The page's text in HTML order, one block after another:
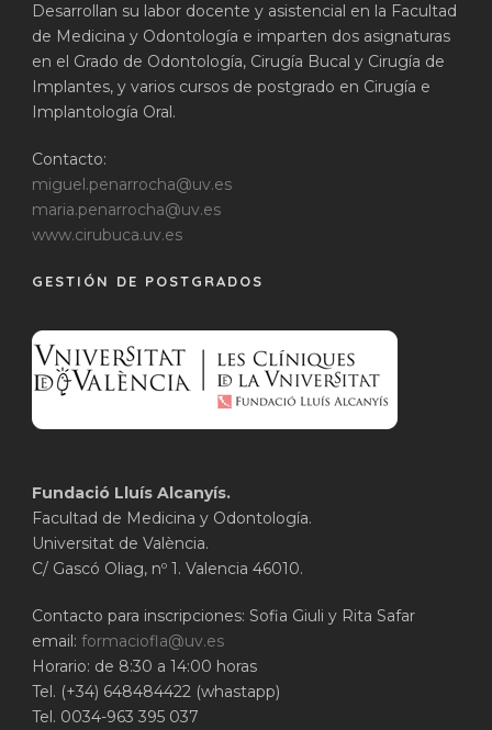
Desarrollan su labor docente y asistencial en la Facultad
de Medicina y Odontología e imparten dos asignaturas
en el Grado de Odontología, Cirugía Bucal y Cirugía de
Implantes, y varios cursos de postgrado en Cirugía e
Implantología Oral.
Contacto:
miguel.penarrocha@uv.es
maria.penarrocha@uv.es
www.cirubuca.uv.es
GESTIÓN DE POSTGRADOS
Fundació Lluís Alcanyís.
Facultad de Medicina y Odontología.
Universitat de València.
C/ Gascó Oliag, nº 1. Valencia 46010.
Contacto para inscripciones: Sofia Giuli y Rita Safar
email: formaciofla@uv.es
Horario: de 8:30 a 14:00 horas
Tel. (+34) 648484422 (whastapp)
Tel. 0034-963 395 037